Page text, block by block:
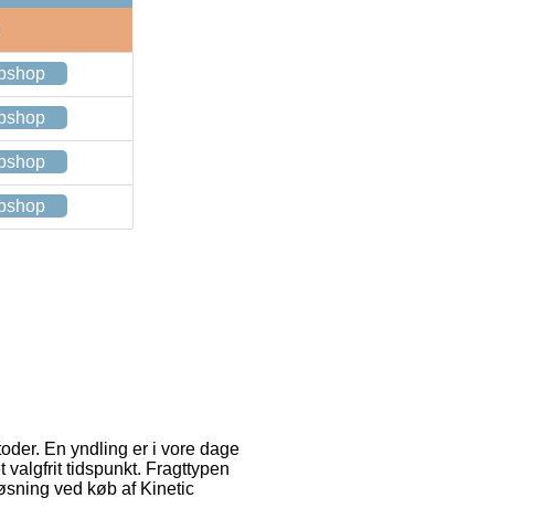
En yndling er i vore dage
valgfrit tidspunkt. Fragttypen
ved køb af Kinetic